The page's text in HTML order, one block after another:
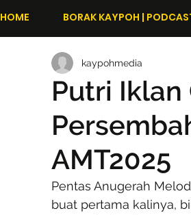
HOME BORAK KAYPOH |
Putri Iklan
AMT2025
kaypohmedia
Pentas Anugerah
buat pertama kalinya,